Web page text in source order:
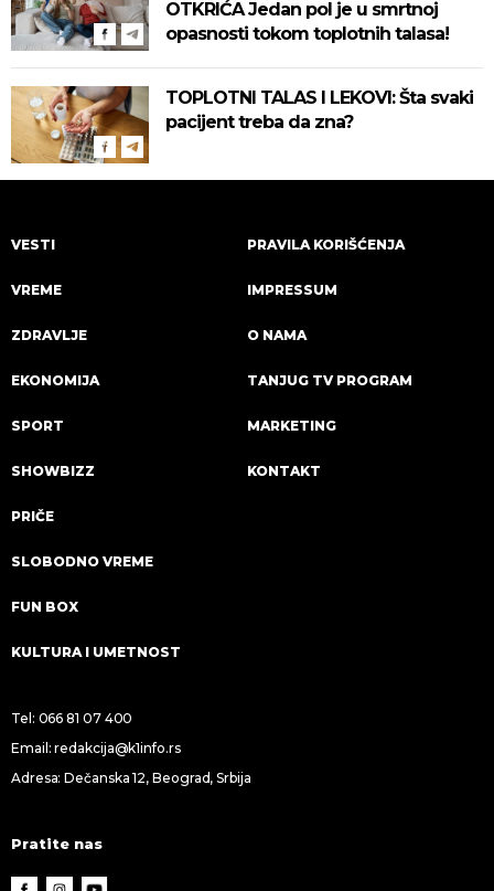
OTKRIĆA Jedan pol je u smrtnoj
opasnosti tokom toplotnih talasa!
TOPLOTNI TALAS I LEKOVI: Šta svaki
pacijent treba da zna?
VESTI
VREME
ZDRAVLJE
EKONOMIJA
SPORT
SHOWBIZZ
PRIČE
SLOBODNO VREME
FUN BOX
KULTURA I UMETNOST
PRAVILA KORIŠĆENJA
IMPRESSUM
O NAMA
TANJUG TV PROGRAM
MARKETING
KONTAKT
Tel: 066 81 07 400
Email:redakcija@k1info.rs
Adresa: Dečanska 12, Beograd, Srbija
Pratite nas